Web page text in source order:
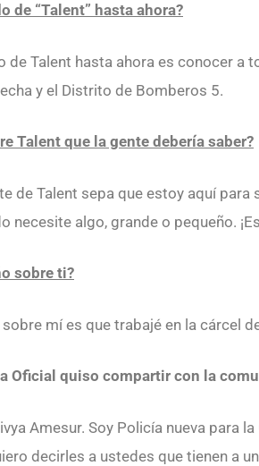
de “Talent” hasta ahora?
de Talent hasta ahora es conocer a
y el Distrito de Bomberos 5.
Talent que la gente debería saber?
de Talent sepa que estoy aquí
necesite algo, grande o pequeño.
sobre ti?
mí es que trabajé en la cárcel
Oficial quiso compartir con la
Amesur. Soy Policía nueva para
decirles a ustedes que tienen a